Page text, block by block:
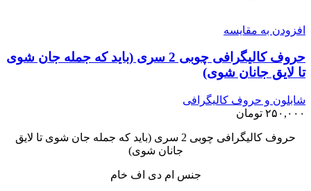
افزودن به مقایسه
حروف کالیگرافی چوبی 2 سری (باید که جمله جان شوی
تا لایق جانان شوی)
شابلون و حروف کالیگرافی
۲۵۰,۰۰۰ تومان
حروف کالیگرافی چوبی 2 سری (باید که جمله جان شوی تا لایق
جانان شوی)
جنس ام دی اف خام